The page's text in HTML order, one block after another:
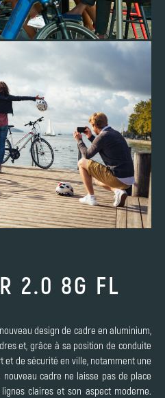
2.0 8G FL
nouveau design de cadre en aluminium,
et, grâce à sa position de conduite
de sécurité en ville, notamment une
cadre ne laisse pas de place
claires et son aspect moderne.